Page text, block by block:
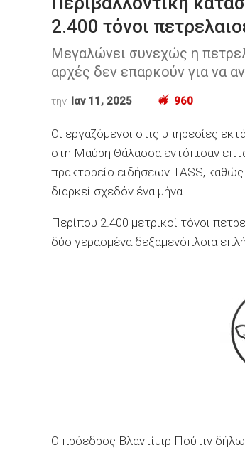
2.400 τόνοι
Μεγαλώνει συνεχώς η
αρχές δεν επαρκούν για να
την Ιαν 11, 2025 960
Οι εργαζόμενοι στις υπηρεσίες
στη Μαύρη Θάλασσα εντόπισαν
πρακτορείο ειδήσεων TASS,
διαρκεί σχεδόν ένα μήνα.
Περίπου 2.400 μετρικοί τόνοι
δύο γερασμένα δεξαμενόπλοια
Ο πρόεδρος Βλαντίμιρ Πούτιν